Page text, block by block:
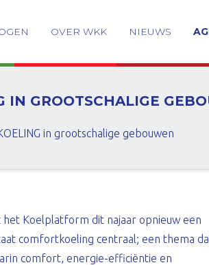
OVER WKK NIEUWS
IN GROOTSCHALIGE
in grootschalige gebouwen
het Koelplatform dit najaar opnieuw een
comfortkoeling centraal; een thema
comfort, energie-efficiëntie en